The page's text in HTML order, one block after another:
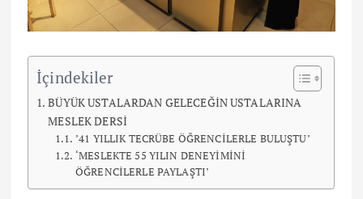
İçindekiler
BÜYÜK USTALARDAN GELECEĞİN USTALARINA
MESLEK DERSİ
’41 YILLIK TECRÜBE ÖĞRENCİLERLE BULUŞTU’
‘MESLEKTE 55 YILIN DENEYİMİNİ
ÖĞRENCİLERLE PAYLAŞTI’